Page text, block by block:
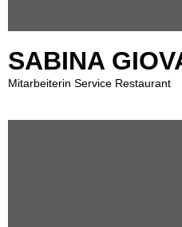
SABINA
Mitarbeiterin Service Restaurant